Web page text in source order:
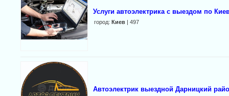
Услуги автоэлектрика с выездом по
город: Киев | 497
Автоэлектрик выездной Дарницкий